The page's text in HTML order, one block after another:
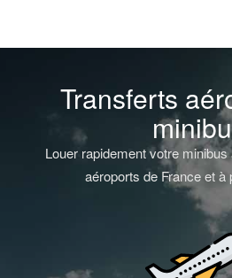
Transferts
Louer rapidement votre
aéroports de France et à